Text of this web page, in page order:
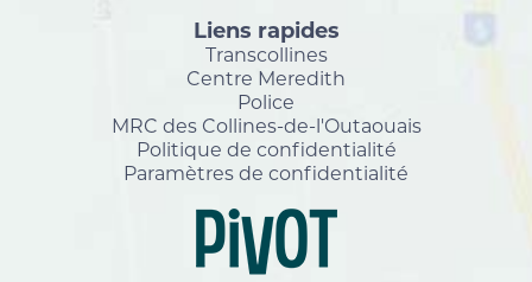
Liens rapides
Transcollines
Centre Meredith
Police
MRC des Collines-de-l'Outaouais
Politique de confidentialité
Paramètres de confidentialité